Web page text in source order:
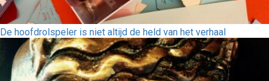
De hoofdrolspeler is niet altijd de held van het verhaal